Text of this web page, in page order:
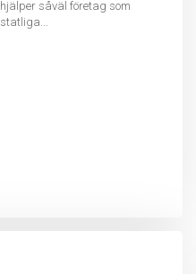
hjälper såväl företag som
statliga...